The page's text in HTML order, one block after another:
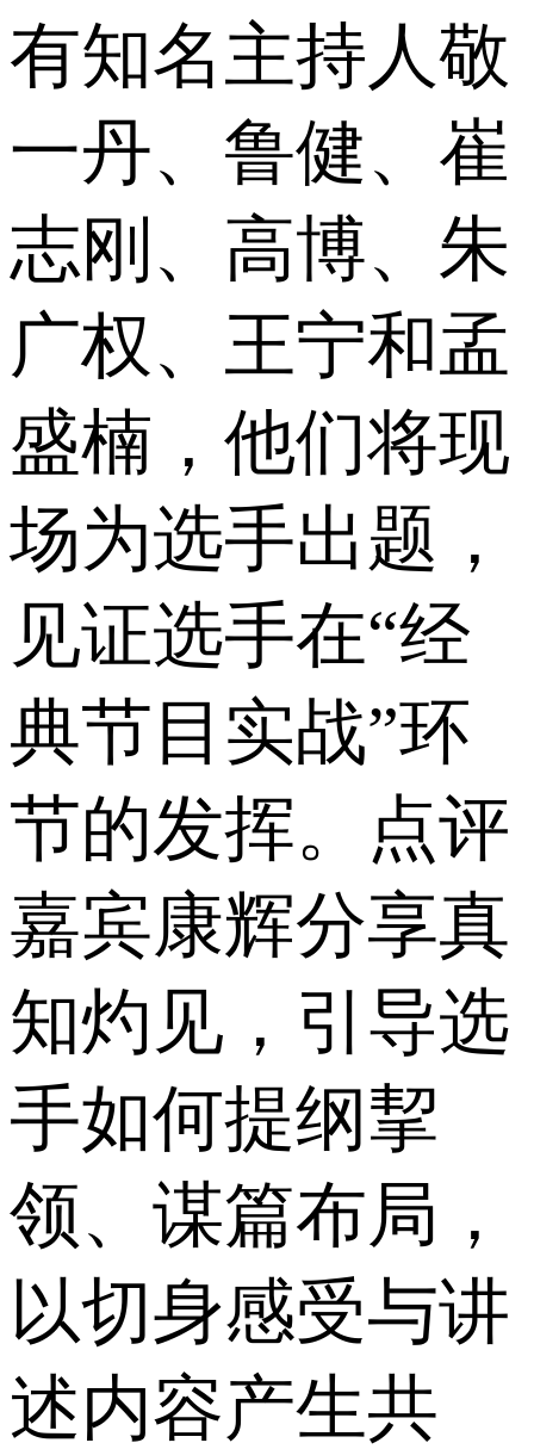
有知名主持人敬
一丹、鲁健、崔
志刚、高博、朱
广权、王宁和孟
盛楠，他们将现
场为选手出题，
见证选手在“经
典节目实战”环
节的发挥。点评
嘉宾康辉分享真
知灼见，引导选
手如何提纲挈
领、谋篇布局，
以切身感受与讲
述内容产生共